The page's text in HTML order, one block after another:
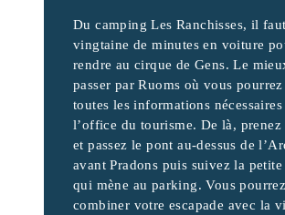
Du camping Les Ranchisses, il
vingtaine de minutes en voiture
rendre au cirque de Gens. Le
passer par Ruoms où vous
toutes les informations nécessaires
l’office du tourisme. De là, prenez
et passez le pont au-dessus de
avant Pradons puis suivez la petite
qui mène au parking. Vous pourrez
combiner votre escapade avec la